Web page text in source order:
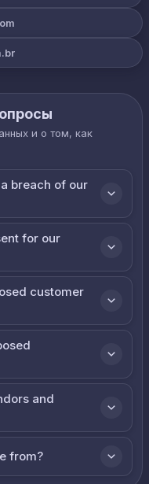
и о том, как
breach of our
for our
customer
and
from?